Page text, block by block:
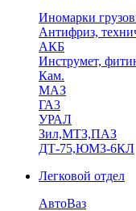
Иномарки
Антифриз,
АКБ
Инструмет,
Кам.
МАЗ
ГА3
УРАЛ
Зил,МТЗ,ПАЗ
ДТ-75,ЮМЗ-6КЛ
Легковой отдел
АвтоВаз